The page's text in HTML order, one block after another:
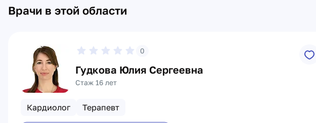
Врачи в этой области
0
Гудкова Юлия Сергеевна
Стаж 16 лет
Кардиолог Терапевт